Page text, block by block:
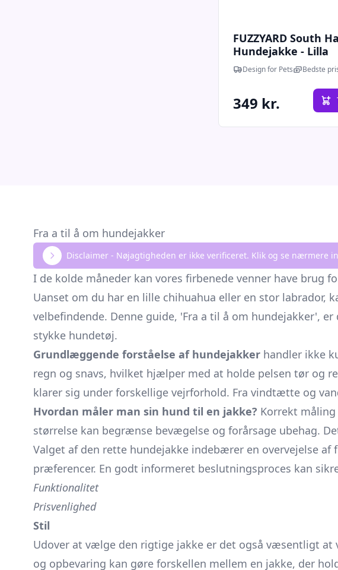
FUZZYARD South
Hundejakke - Lilla
Design for Pets Bedste
349 kr.
Fra a til å om hundejakker
Disclaimer - Nøjagtigheden er ikke verificeret. Klik og se nærmere
I de kolde måneder kan vores firbenede venner have
Uanset om du har en lille chihuahua eller en stor
velbefindende. Denne guide, 'Fra a til å om hundejakker',
stykke hundetøj.
Grundlæggende forståelse af hundejakker handler ikke
regn og snavs, hvilket hjælper med at holde pelsen tør og
klarer sig under forskellige vejrforhold. Fra vindtætte og
Hvordan måler man sin hund til en jakke? Korrekt
størrelse kan begrænse bevægelse og forårsage ubehag.
Valget af den rette hundejakke indebærer en overvejelse
præferencer. En godt informeret beslutningsproces kan
Funktionalitet
Prisvenlighed
Stil
Udover at vælge den rigtige jakke er det også væsentligt at
og opbevaring kan gøre forskellen mellem en jakke, der